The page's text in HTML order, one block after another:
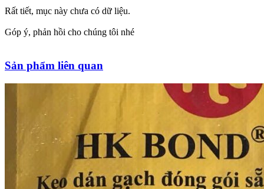
Rất tiết, mục này chưa có dữ liệu.
Góp ý, phản hồi cho chúng tôi nhé
Sản phẩm liên quan